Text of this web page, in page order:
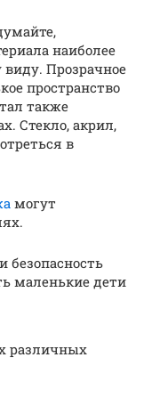
наиболее
Прозрачное
пространство
также
Стекло, акрил,
в
могут
безопасность
маленькие дети
различных